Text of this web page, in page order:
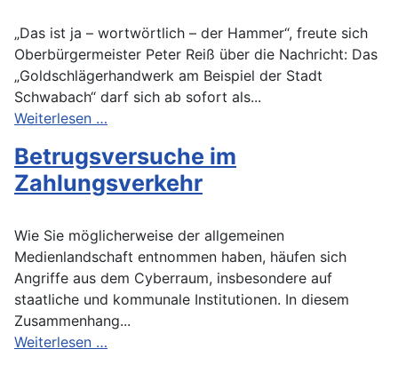
„Das ist ja – wortwörtlich – der Hammer“, freute sich
Oberbürgermeister Peter Reiß über die Nachricht: Das
„Goldschlägerhandwerk am Beispiel der Stadt
Schwabach“ darf sich ab sofort als...
Weiterlesen …
Betrugsversuche im
Zahlungsverkehr
Wie Sie möglicherweise der allgemeinen
Medienlandschaft entnommen haben, häufen sich
Angriffe aus dem Cyberraum, insbesondere auf
staatliche und kommunale Institutionen. In diesem
Zusammenhang...
Weiterlesen …